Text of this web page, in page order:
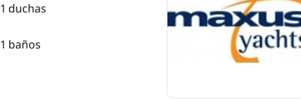
1 duchas
1 baños